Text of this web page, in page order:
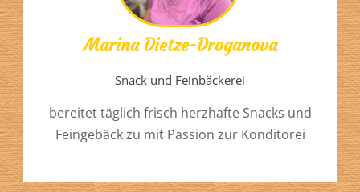
Marina Dietze-Droganova
Snack und Feinbäckerei
bereitet täglich frisch herzhafte Snacks und
Feingebäck zu mit Passion zur Konditorei